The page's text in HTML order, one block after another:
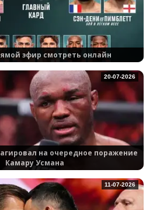
эфир смотреть онлайн
на очередное поражение
Камару Усмана
20-07-2026
11-07-2026